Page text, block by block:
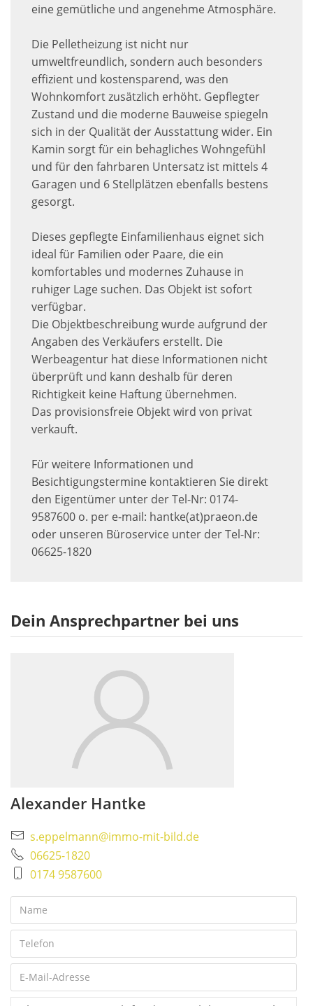
eine gemütliche und angenehme Atmosphäre.
Die Pelletheizung ist nicht nur
umweltfreundlich, sondern auch besonders
effizient und kostensparend, was den
Wohnkomfort zusätzlich erhöht. Gepflegter
Zustand und die moderne Bauweise spiegeln
sich in der Qualität der Ausstattung wider. Ein
Kamin sorgt für ein behagliches Wohngefühl
und für den fahrbaren Untersatz ist mittels 4
Garagen und 6 Stellplätzen ebenfalls bestens
gesorgt.
Dieses gepflegte Einfamilienhaus eignet sich
ideal für Familien oder Paare, die ein
komfortables und modernes Zuhause in
ruhiger Lage suchen. Das Objekt ist sofort
verfügbar.
Die Objektbeschreibung wurde aufgrund der
Angaben des Verkäufers erstellt. Die
Werbeagentur hat diese Informationen nicht
überprüft und kann deshalb für deren
Richtigkeit keine Haftung übernehmen.
Das provisionsfreie Objekt wird von privat
verkauft.
Für weitere Informationen und
Besichtigungstermine kontaktieren Sie direkt
den Eigentümer unter der Tel-Nr: 0174-
9587600 o. per e-mail: hantke(at)praeon.de
oder unseren Büroservice unter der Tel-Nr:
06625-1820
Dein Ansprechpartner bei uns
Alexander Hantke
s.eppelmann@immo-mit-bild.de
06625-1820
0174 9587600